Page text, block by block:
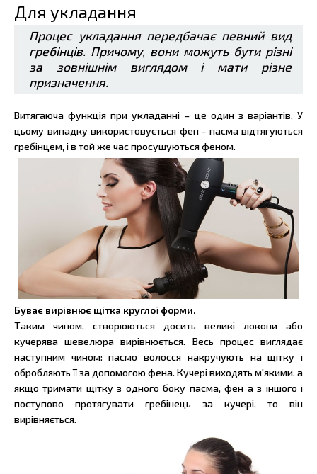
Для укладання
Процес укладання передбачає певний вид
гребінців. Причому, вони можуть бути різні
за зовнішнім виглядом і мати різне
призначення.
Витягаюча функція при укладанні – це один з варіантів. У
цьому випадку використовується фен - пасма відтягуються
гребінцем, і в той же час просушуються феном.
Буває вирівнює щітка круглої форми.
Таким чином, створюються досить великі локони або
кучерява шевелюра вирівнюється. Весь процес виглядає
наступним чином: пасмо волосся накручують на щітку і
обробляють її за допомогою фена. Кучері виходять м'якими, а
якщо тримати щітку з одного боку пасма, фен а з іншого і
поступово протягувати гребінець за кучері, то він
вирівняється.